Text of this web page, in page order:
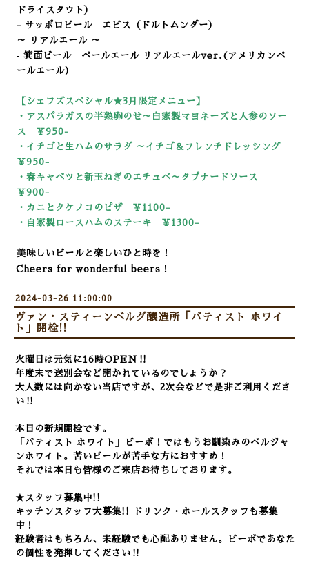
ドライスタウト）
- サッポロビール エビス（ドルトムンダー）
～ リアルエール ～
‐ 箕面ビール ペールエール リアルエールver.(アメリカンペ
ールエール）
【シェフズスペシャル★3 月限定メニュー】
・アスパラガスの半熟卵のせ～自家製マヨネーズと人参のソー
ス ￥950-
・イチゴと生ハムのサラダ ～イチゴ＆フレンチドレッシング
￥950-
・春キャベツと新玉ねぎのエチュベ～タプナードソース
￥900-
・カニとタケノコのピザ ￥1100-
・自家製ロースハムのステーキ ￥1300-
美味しいビールと楽しいひと時を！
Cheers for wonderful beers！
2024-03-26 11:00:00
ヴァン・スティーンベルグ醸造所「バティスト ホワイ
ト」開栓!!
火曜日は元気に16時OPEN‼
年度末で送別会など開かれているのでしょうか？
大人数には向かない当店ですが、2次会などで是非ご利用くださ
い‼
本日の新規開栓です。
「バティスト ホワイト」ビーボ！ではもうお馴染みのベルジャ
ンホワイト。苦いビールが苦手な方におすすめ！
それでは本日も皆様のご来店お待ちしております。
★スタッフ募集中!!
キッチンスタッフ大募集!! ドリンク・ホールスタッフも募集
中！
経験者はもちろん、未経験でも心配ありません。
ビーボであなた
の個性を発揮してください‼